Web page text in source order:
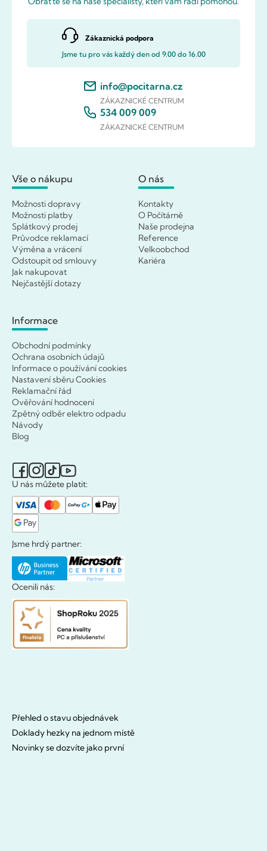
Zákaznická podpora
Jsme tu pro vás každý den od 9.00 do 16.00
info@pocitarna.cz
ZÁKAZNICKÉ CENTRUM
534 009 009
ZÁKAZNICKÉ CENTRUM
Vše o nákupu
Možnosti dopravy
Možnosti platby
Splátkový prodej
Průvodce reklamací
Výměna a vrácení
Odstoupit od smlouvy
Jak nakupovat
Nejčastější dotazy
O nás
Kontakty
O Počítárně
Naše prodejna
Reference
Velkoobchod
Kariéra
Informace
Obchodní podmínky
Ochrana osobních údajů
Informace o používání cookies
Nastavení sběru Cookies
Reklamační řád
Ověřování hodnocení
Zpětný odběr elektro odpadu
Návody
Blog
U nás můžete platit:
Jsme hrdý partner:
Ocenili nás:
Přehled o stavu objednávek
Doklady hezky na jednom místě
Novinky se dozvíte jako první